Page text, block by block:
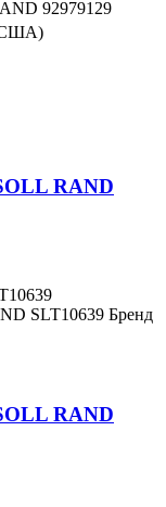
92979129
RAND
SLT10639 Бренд
RAND